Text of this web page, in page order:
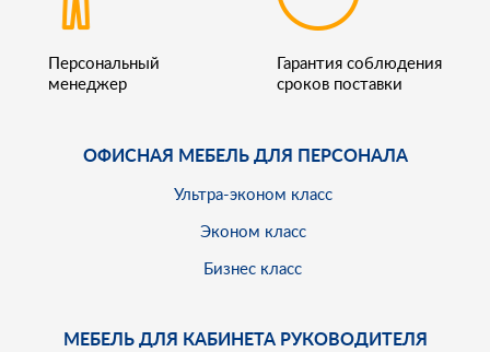
Персональный
менеджер
Гарантия соблюдения
сроков поставки
ОФИСНАЯ МЕБЕЛЬ ДЛЯ ПЕРСОНАЛА
Ультра-эконом класс
Эконом класс
Бизнес класс
МЕБЕЛЬ ДЛЯ КАБИНЕТА РУКОВОДИТЕЛЯ